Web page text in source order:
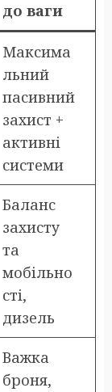
до ваги
Максима
льний
пасивний
захист +
активні
системи
Баланс
захисту
та
мобільно
сті,
дизель
Важка
броня,